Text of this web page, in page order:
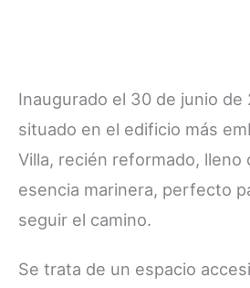
Inaugurado el 30 de junio de
situado en el edificio más
Villa, recién reformado, lleno
esencia marinera, perfecto
seguir el camino.
Se trata de un espacio